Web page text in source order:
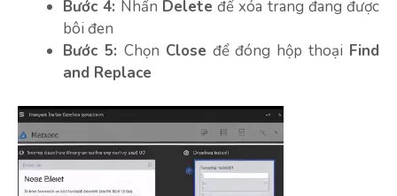
Bước 4: Nhấn Delete để xóa trang đang được
bôi đen
Bước 5: Chọn Close để đóng hộp thoại Find
and Replace